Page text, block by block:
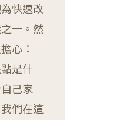
快速改
一。然
心：
是什
己家
們在這